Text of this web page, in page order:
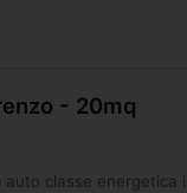
- 20mq
classe energetica